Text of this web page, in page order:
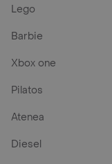
Lego
Barbie
Xbox one
Pilatos
Atenea
Diesel